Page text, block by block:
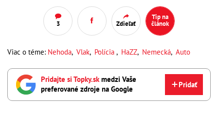
3 Zdieľať
Tip na
článok
Viac o téme: Nehoda, Vlak, Polícia , HaZZ, Nemecká, Auto
Pridajte si Topky.skmedzi Vaše
preferované zdroje na Google
Pridať